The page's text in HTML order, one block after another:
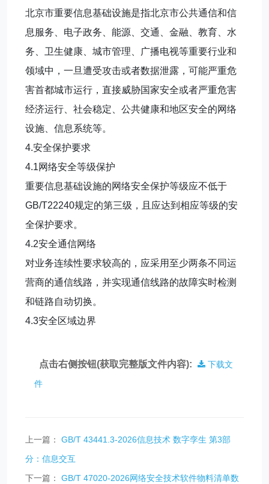
北京市重要信息基础设施是指北京市公共通信和信
息服务、电子政务、能源、交通、金融、教育、水
务、卫生健康、城市管理、广播电视等重要行业和
领域中，一旦遭受攻击或者数据泄露，可能严重危
害首都城市运行，直接威胁国家安全或者严重危害
经济运行、社会稳定、公共健康和地区安全的网络
设施、信息系统等。
4.安全保护要求
4.1网络安全等级保护
重要信息基础设施的网络安全保护等级应不低于
GB/T22240规定的第三级，且应达到相应等级的安
全保护要求。
4.2安全通信网络
对业务连续性要求较高的，应采用至少两条不同运
营商的通信线路，并实现通信线路的故障实时检测
和链路自动切换。
4.3安全区域边界
点击右侧按钮(获取完整版文件内容):
下载文
件
上一篇：
GB/T 43441.3-2026信息技术 数字孪生 第3部
分：信息交互
下一篇：
GB/T 47020-2026网络安全技术软件物料清单数